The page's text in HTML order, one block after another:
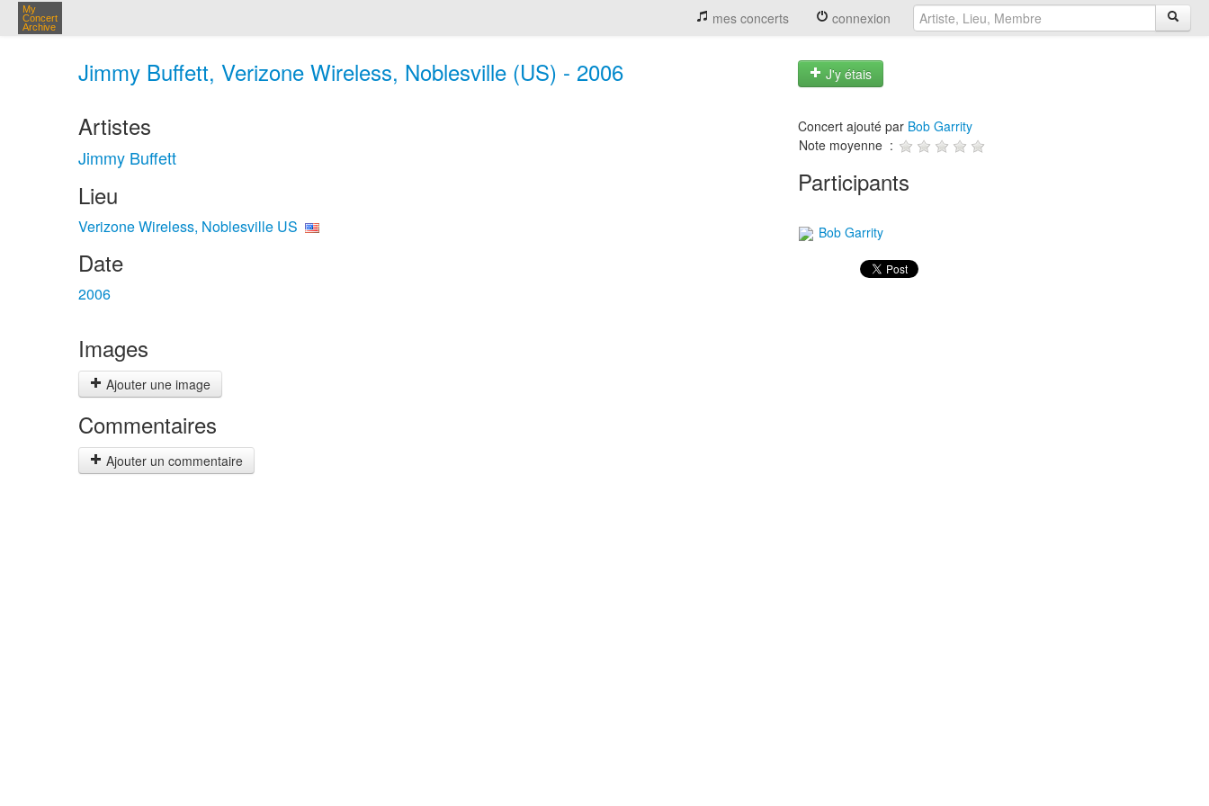
My
Concert
Archive
mes concerts connexion
Jimmy Buffett, Verizone Wireless, Noblesville (US) - 2006 J'y étais
Artistes
Jimmy Buffett
Lieu
Verizone Wireless, Noblesville US
Date
2006
Images
Ajouter une image
Commentaires
Ajouter un commentaire
Concert ajouté par Bob Garrity
Note moyenne :
Participants
Bob Garrity